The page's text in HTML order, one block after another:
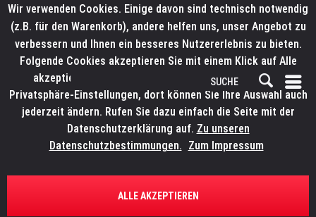
FILTERN
Wir verwenden Cookies. Einige davon sind technisch notwendig
(z.B. für den Warenkorb), andere helfen uns, unser Angebot zu
verbessern und Ihnen ein besseres Nutzererlebnis zu bieten.
Folgende Cookies akzeptieren Sie mit einem Klick auf Alle
akzeptieren. Weitere Informationen finden Sie in den
Privatsphäre-Einstellungen, dort können Sie Ihre Auswahl auch
jederzeit ändern. Rufen Sie dazu einfach die Seite mit der
Datenschutzerklärung auf. Zu unseren
Datenschutzbestimmungen. Zum Impressum
ALLE AKZEPTIEREN